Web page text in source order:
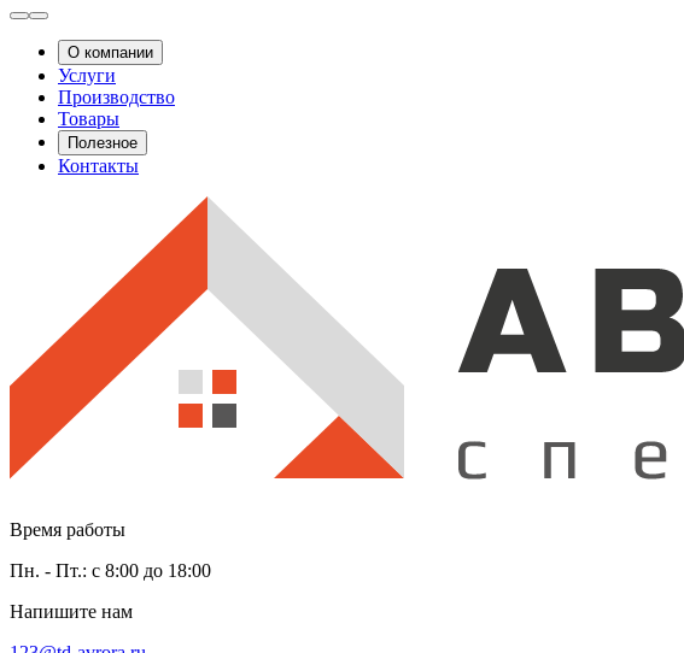
О компании
Услуги
Производство
Товары
Полезное
Контакты
Время работы
Пн. - Пт.: с 8:00 до 18:00
Напишите нам